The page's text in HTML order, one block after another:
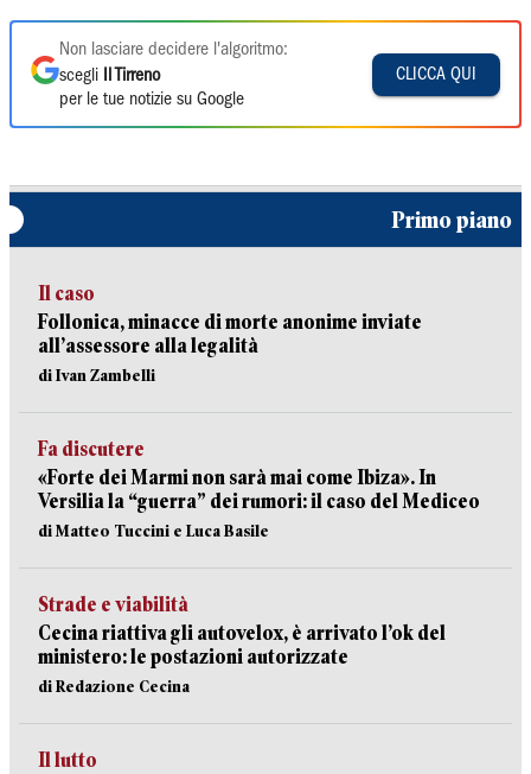
Non lasciare decidere l'algoritmo:
scegli
Il Tirreno
per le tue notizie su Google
CLICCA QUI
Primo piano
Il caso
Follonica, minacce di morte anonime inviate
all’assessore alla legalità
di Ivan Zambelli
Fa discutere
«Forte dei Marmi non sarà mai come Ibiza». In
Versilia la “guerra” dei rumori: il caso del Mediceo
di Matteo Tuccini e Luca Basile
Strade e viabilità
Cecina riattiva gli autovelox, è arrivato l’ok del
ministero: le postazioni autorizzate
di Redazione Cecina
Il lutto